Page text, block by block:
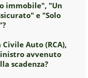
immobile", "Un
e "Solo
Auto (RCA),
avvenuto
scadenza?